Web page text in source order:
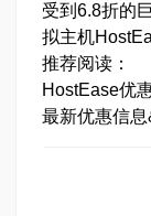
受到6.8折的
拟主机
推荐阅读：
HostEase优
最新优惠信